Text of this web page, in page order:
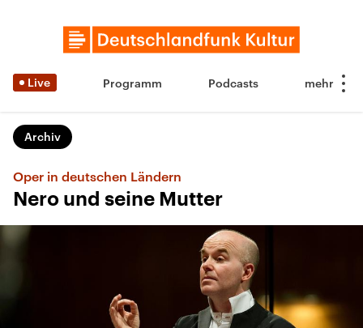
Live Programm Podcasts
Archiv
Oper in deutschen Ländern
Nero und seine Mutter